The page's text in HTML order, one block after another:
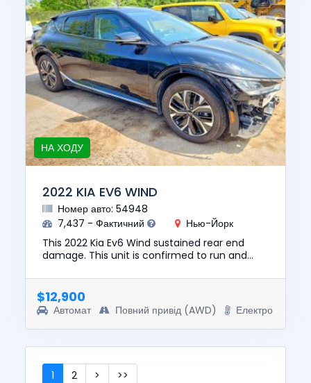
НА ХОДУ
2022 KIA EV6 WIND
Номер авто: 54948
7,437 - Фактичний
Нью-Йорк
This 2022 Kia Ev6 Wind sustained rear end
damage. This unit is confirmed to run and
was $26150. This vehicl...
$12,900
Автомат Повний привід (AWD) Електро
1 2 > >>